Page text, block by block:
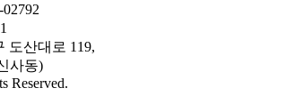
도산대로 119,
사동)
Reserved.